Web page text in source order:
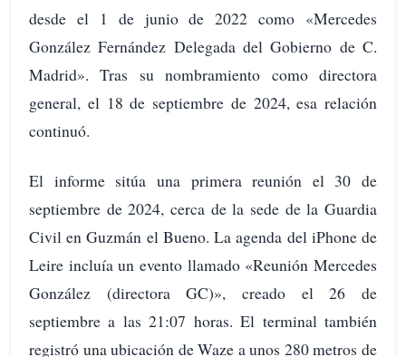
desde el 1 de junio de 2022 como «Mercedes
González Fernández Delegada del Gobierno de C.
Madrid». Tras su nombramiento como directora
general, el 18 de septiembre de 2024, esa relación
continuó.
El informe sitúa una primera reunión el 30 de
septiembre de 2024, cerca de la sede de la Guardia
Civil en Guzmán el Bueno. La agenda del iPhone de
Leire incluía un evento llamado «Reunión Mercedes
González (directora GC)», creado el 26 de
septiembre a las 21:07 horas. El terminal también
registró una ubicación de Waze a unos 280 metros de